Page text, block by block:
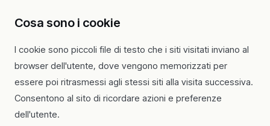
Cosa sono i cookie
I cookie sono piccoli file di testo che i siti visitati inviano al
browser dell'utente, dove vengono memorizzati per
essere poi ritrasmessi agli stessi siti alla visita successiva.
Consentono al sito di ricordare azioni e preferenze
dell'utente.